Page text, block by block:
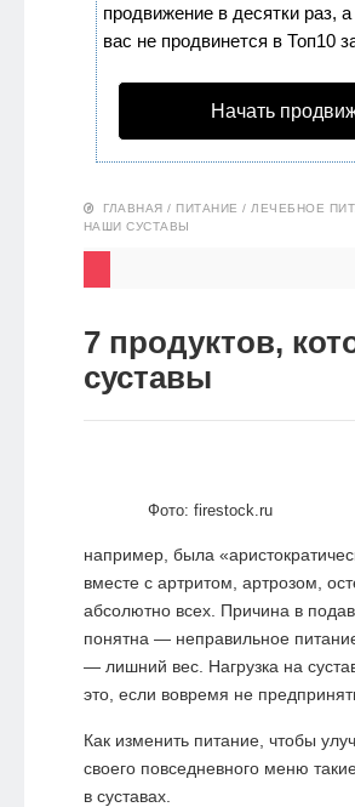
ПИТАНИЕ
БЛОГ
продвижение в десятки раз,
вас не продвинется в Топ10
Начать
ГЛАВНАЯ / ПИТАНИЕ / ЛЕЧЕБНОЕ
НАШИ СУСТАВЫ
7 продуктов,
суставы
Фото: firestock.ru
например, была
вместе с артритом, артрозом,
абсолютно всех. Причина в
понятна — неправильное
— лишний вес. Нагрузка на
это, если вовремя не
Как изменить питание, чтобы
своего повседневного меню
в суставах.